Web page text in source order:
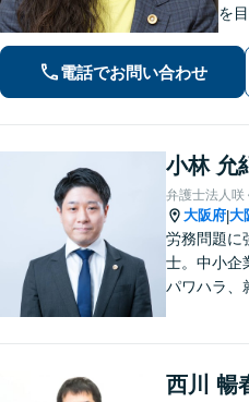
を
律
談
電話でお問い合わせ
小林 允
弁護士法人咲
大阪府|大
労務問題に
士。中小企
パワハラ、
西川 暢